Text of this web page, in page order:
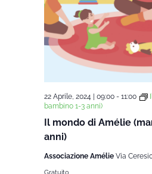
Il mondo di Amélie
anni)
22 Aprile, 2024 | 09:00- 11:00
bambino 1-3 anni)
Associazione Amélie Via
Gratuito